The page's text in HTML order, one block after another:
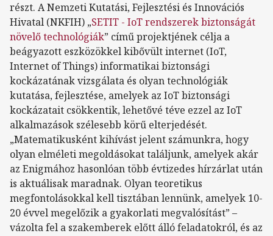
részt. A Nemzeti Kutatási, Fejlesztési és Innovációs
Hivatal (NKFIH) „SETIT - IoT rendszerek biztonságát
növelő technológiák” című projektjének célja a
beágyazott eszközökkel kibővült internet (IoT,
Internet of Things) informatikai biztonsági
kockázatának vizsgálata és olyan technológiák
kutatása, fejlesztése, amelyek az IoT biztonsági
kockázatait csökkentik, lehetővé téve ezzel az IoT
alkalmazások szélesebb körű elterjedését.
„Matematikusként kihívást jelent számunkra, hogy
olyan elméleti megoldásokat találjunk, amelyek akár
az Enigmához hasonlóan több évtizedes hírzárlat után
is aktuálisak maradnak. Olyan teoretikus
megfontolásokkal kell tisztában lennünk, amelyek 10-
20 évvel megelőzik a gyakorlati megvalósítást” –
vázolta fel a szakemberek előtt álló feladatokról, és az